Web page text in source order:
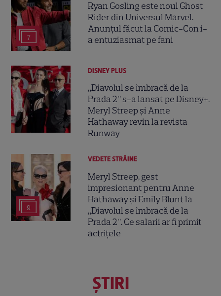
7
Ryan Gosling este noul Ghost
Rider din Universul Marvel.
Anunțul făcut la Comic-Con i-
a entuziasmat pe fani
DISNEY PLUS
„Diavolul se îmbracă de la
Prada 2” s-a lansat pe Disney+.
Meryl Streep și Anne
Hathaway revin la revista
Runway
9
VEDETE STRĂINE
Meryl Streep, gest
impresionant pentru Anne
Hathaway și Emily Blunt la
„Diavolul se îmbracă de la
Prada 2”. Ce salarii ar fi primit
actrițele
ŞTIRI